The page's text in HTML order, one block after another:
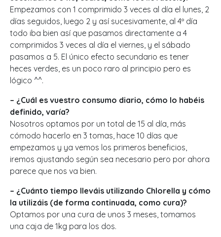
Empezamos con 1 comprimido 3 veces al día el lunes, 2
días seguidos, luego 2 y así sucesivamente, al 4º día
todo iba bien así que pasamos directamente a 4
comprimidos 3 veces al día el viernes, y el sábado
pasamos a 5. El único efecto secundario es tener
heces verdes, es un poco raro al principio pero es
lógico ^^.
– ¿Cuál es vuestro consumo diario, cómo lo habéis
definido, varía?
Nosotros optamos por un total de 15 al día, más
cómodo hacerlo en 3 tomas, hace 10 días que
empezamos y ya vemos los primeros beneficios,
iremos ajustando según sea necesario pero por ahora
parece que nos va bien.
– ¿Cuánto tiempo lleváis utilizando Chlorella y cómo
la utilizáis (de forma continuada, como cura)?
Optamos por una cura de unos 3 meses, tomamos
una caja de 1kg para los dos.